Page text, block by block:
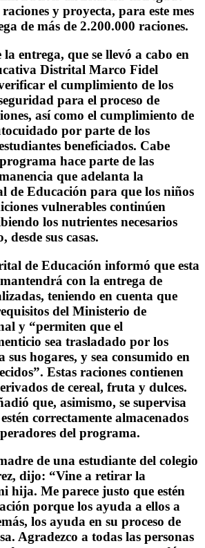
y proyecta, para este mes
de más de 2.200.000 raciones.
entrega, que se llevó a cabo en
Distrital Marco Fidel
el cumplimiento de los
para el proceso de
así como el cumplimiento de
por parte de los
beneficiados. Cabe
hace parte de las
que adelanta la
de Educación para que los niños
vulnerables continúen
los nutrientes necesarios
desde sus casas.
de Educación informó que esta
con la entrega de
teniendo en cuenta que
del Ministerio de
y “permiten que el
sea trasladado por los
sus hogares, y sea consumido en
Estas raciones contienen
de cereal, fruta y dulces.
que, asimismo, se supervisa
correctamente almacenados
del programa.
de una estudiante del colegio
dijo: “Vine a retirar la
hija. Me parece justo que estén
porque los ayuda a ellos a
los ayuda en su proceso de
Agradezco a todas las personas